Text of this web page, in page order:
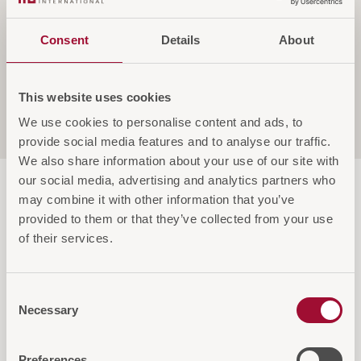
Consent Details About
This website uses cookies
We use cookies to personalise content and ads, to
provide social media features and to analyse our traffic.
We also share information about your use of our site with
our social media, advertising and analytics partners who
may combine it with other information that you’ve
provided to them or that they’ve collected from your use
of their services.
Selection
Necessary
Service & Garantie
Diese Artikel könnten Sie auch
interessieren